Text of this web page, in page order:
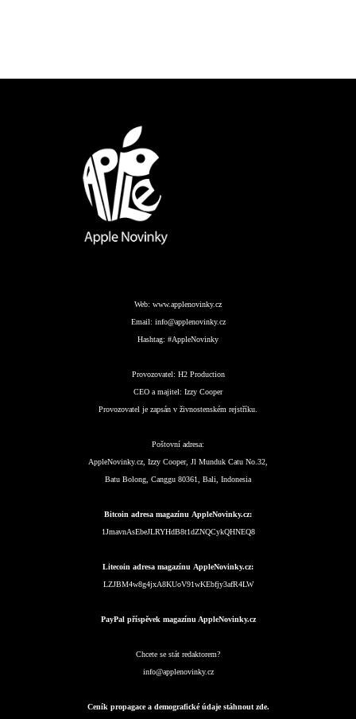
Web: www.applenovinky.cz
Email: info@applenovinky.cz
Hashtag: #AppleNovinky
Provozovatel: H2 Production
CEO a majitel: Izzy Cooper
Provozovatel je zapsán v živnostenském rejstříku.
Poštovní adresa:
AppleNovinky.cz, Izzy Cooper, Jl Munduk Catu No.32,
Batu Bolong, Canggu 80361, Bali, Indonesia
Bitcoin adresa magazínu AppleNovinky.cz:
1JmavnAsEbeJLRYHdB8t1dZNQCykQHNEQ8
Litecoin adresa magazínu AppleNovinky.cz:
LZJBM4w8g4jxA8KUoV91wKEbfjy3afR4LW
PayPal příspěvek magazínu AppleNovinky.cz
Chcete se stát redaktorem?
info@applenovinky.cz
Ceník propagace a demografické údaje stáhnout zde.